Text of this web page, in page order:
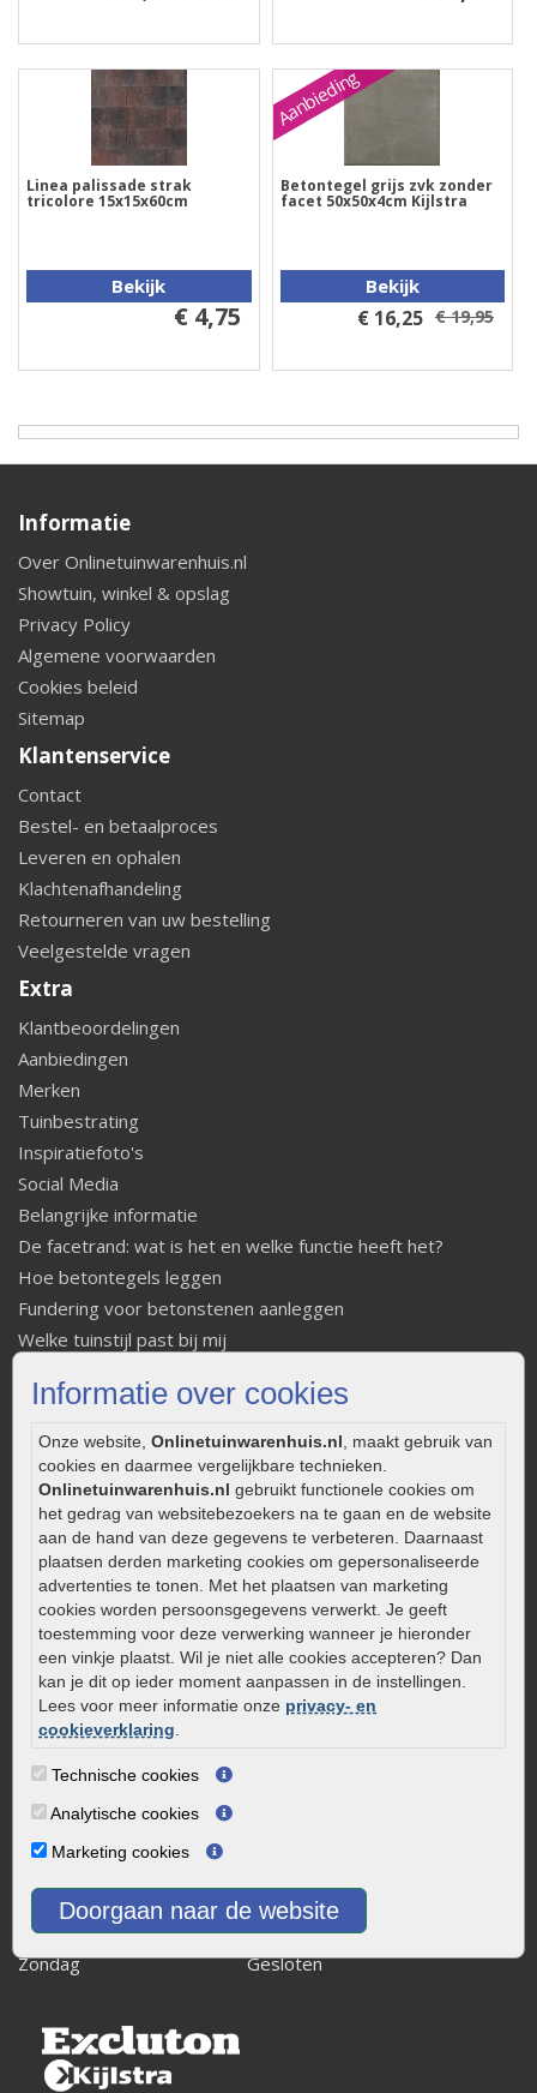
Informatie over cookies
Onze website, Onlinetuinwarenhuis.nl, maakt gebruik van
cookies en daarmee vergelijkbare technieken.
Onlinetuinwarenhuis.nl gebruikt functionele cookies om
het gedrag van websitebezoekers na te gaan en de website
aan de hand van deze gegevens te verbeteren. Daarnaast
plaatsen derden marketing cookies om gepersonaliseerde
advertenties te tonen. Met het plaatsen van marketing
cookies worden persoonsgegevens verwerkt. Je geeft
toestemming voor deze verwerking wanneer je hieronder
een vinkje plaatst. Wil je niet alle cookies accepteren? Dan
kan je dit op ieder moment aanpassen in de instellingen.
Lees voor meer informatie onze privacy- en
cookieverklaring.
Technische cookies
Analytische cookies
Marketing cookies
Doorgaan naar de website
Linea palissade strak
tricolore 15x15x60cm
Bekijk
€ 4,75
Aanbieding
Betontegel grijs zvk zonder
facet 50x50x4cm Kijlstra
Bekijk
€ 16,25 € 19,95
Informatie
Over Onlinetuinwarenhuis.nl
Showtuin, winkel & opslag
Privacy Policy
Algemene voorwaarden
Cookies beleid
Sitemap
Klantenservice
Contact
Bestel- en betaalproces
Leveren en ophalen
Klachtenafhandeling
Retourneren van uw bestelling
Veelgestelde vragen
Extra
Klantbeoordelingen
Aanbiedingen
Merken
Tuinbestrating
Inspiratiefoto's
Social Media
Belangrijke informatie
De facetrand: wat is het en welke functie heeft het?
Hoe betontegels leggen
Fundering voor betonstenen aanleggen
Welke tuinstijl past bij mij
Legverbanden gebakken bestrating
Onderhoud van gebakken bestrating
Aanlegtips voor gebakken bestrating
Zelf een terras aanleggen
Kleine stadstuin inrichten
0320 – 219170
Kaapstanderweg 41
8243 RB Lelystad
info@onlinetuinwarenhuis.nl
Routebeschrijving
Openingstijden
Maandag
Dinsdag
Woensdag
Vrijdag
08:00 - 17:00
Zaterdag
08:00 - 15.00
Zondag
Gesloten